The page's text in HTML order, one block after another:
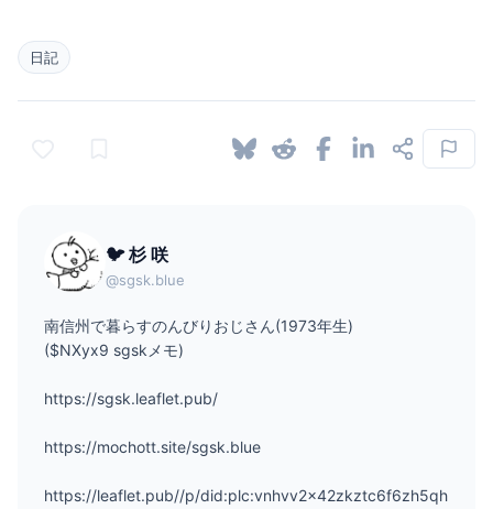
日記
🐦 杉 咲
@sgsk.blue
南信州で暮らすのんびりおじさん(1973年生)
($NXyx9 sgskメモ)
https://sgsk.leaflet.pub/
https://mochott.site/sgsk.blue
https://leaflet.pub//p/did:plc:vnhvv2x42zkztc6f6zh5qh